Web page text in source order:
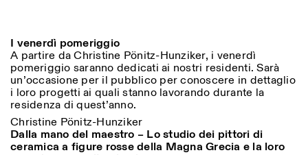
Organisation
Other Activities
NEWSLETTER
Signup to our newsletter to receive updates about our
events
MON-FRI
02:30PM–06:00PM
EXHIBITION HOURS:
Atlas Studios
Wednesday/Friday: 14:30-
Saturday/Sunday: 11:00-
18:30
Anthropology
Archaeology
Architecture
Art
Astrophysics
Book launch
More Options...
I venerdì pomeriggio
A partire da Christine Pönitz-Hunziker, i venerdì
pomeriggio saranno dedicati ai nostri residenti. Sarà
un’occasione per il pubblico per conoscere in dettaglio
i loro progetti ai quali stanno lavorando durante la
residenza di quest’anno.
Christine Pönitz-Hunziker
Dalla mano del maestro – Lo studio dei pittori di
ceramica a figure rosse della Magna Grecia e la loro